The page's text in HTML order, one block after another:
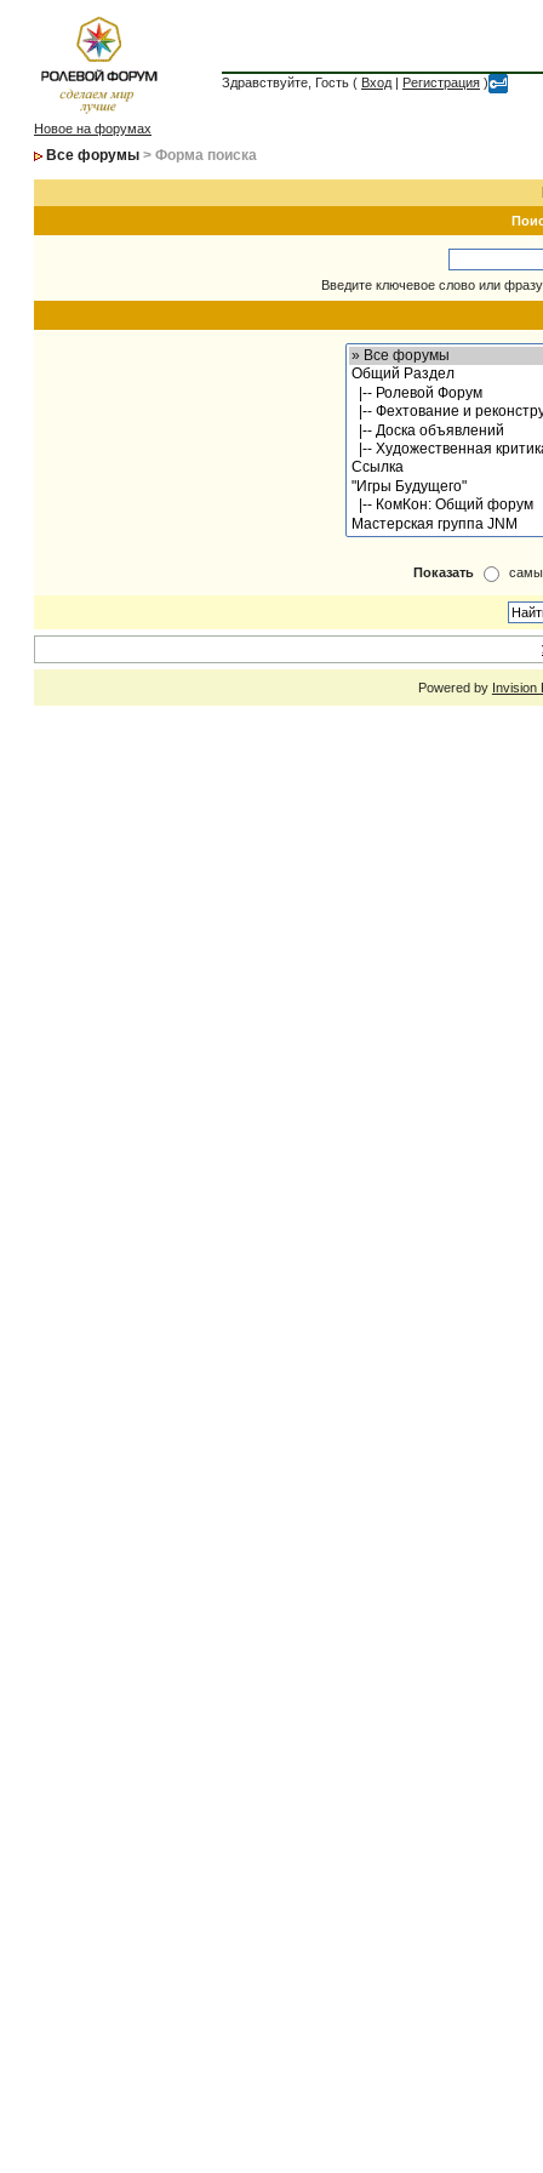
Здравствуйте, Гость ( Вход | Регистрация )
Новое на форумах
Все форумы > Форма поиска
Введите ключевое слово или
Показать
Powered by Invision